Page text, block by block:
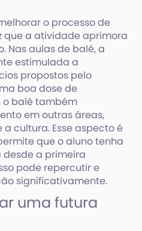
o processo de
que a atividade aprimora
Nas aulas de balé, a
estimulada a
propostos pelo
boa dose de
o balé também
em outras áreas,
cultura. Esse aspecto é
que o aluno tenha
a primeira
pode repercutir e
significativamente.
uma futura